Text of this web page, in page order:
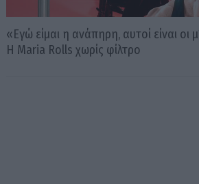
«Εγώ είμαι η ανάπηρη, αυτοί είναι οι
Η Maria Rolls χωρίς φίλτρο